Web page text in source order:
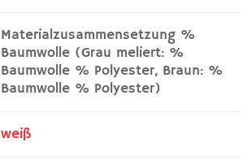
Materialzusammensetzung %
Baumwolle (Grau meliert: %
Baumwolle % Polyester, Braun: %
Baumwolle % Polyester)
weiß